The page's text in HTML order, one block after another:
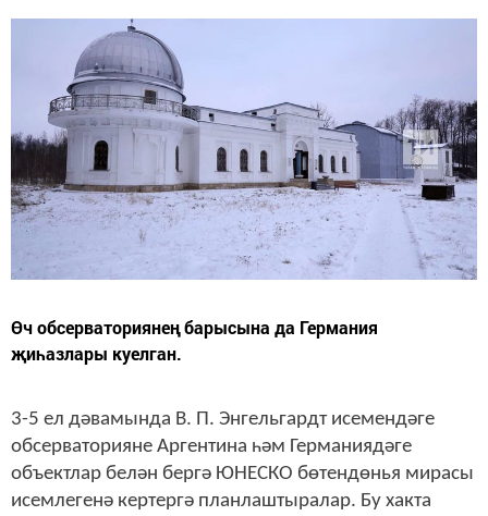
Өч обсерваториянең барысына да Германия
җиһазлары куелган.
3-5 ел дәвамында В. П. Энгельгардт исемендәге
обсерваторияне Аргентина һәм Германиядәге
объектлар белән бергә ЮНЕСКО бөтендөнья мирасы
исемлегенә кертергә планлаштыралар. Бу хакта